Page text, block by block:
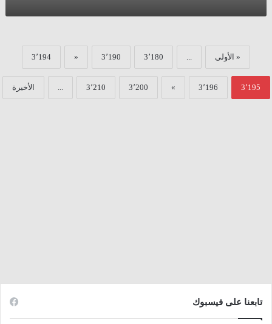
”
« الأولى ... 3٬180 3٬190 « 3٬194
3٬195 3٬196 » 3٬200 3٬210 ... الأخيرة
تابعنا على فيسبوك